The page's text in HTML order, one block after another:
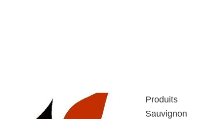
Produits
Sauvignon